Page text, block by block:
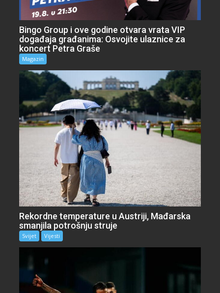
Bingo Group i ove godine otvara vrata VIP
događaja građanima: Osvojite ulaznice za
koncert Petra Graše
Magazin
Rekordne temperature u Austriji, Mađarska
smanjila potrošnju struje
Svijet Vijesti